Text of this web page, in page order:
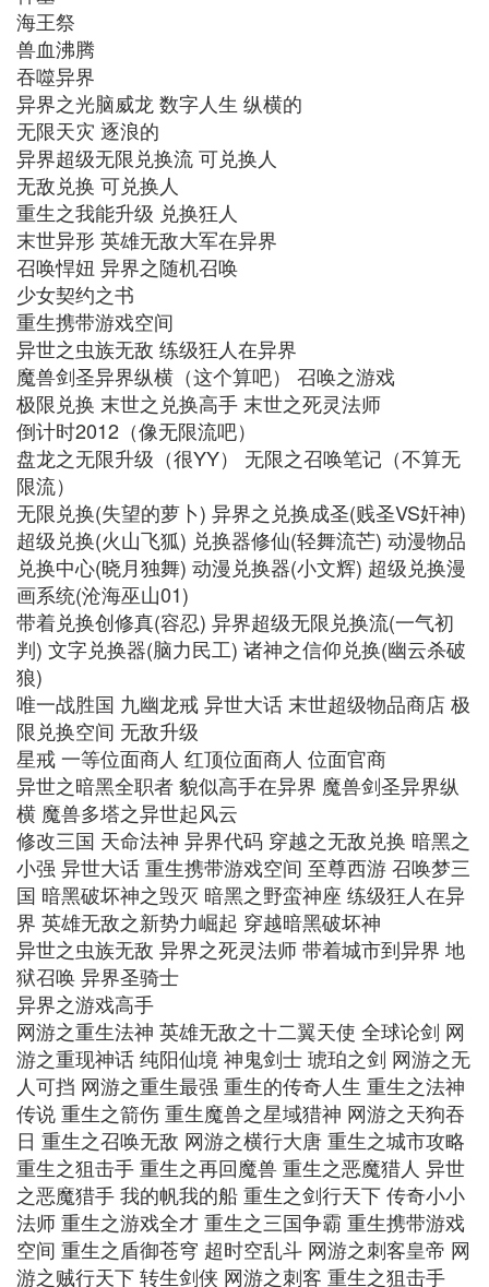
海王祭
兽血沸腾
吞噬异界
异界之光脑威龙 数字人生 纵横的
无限天灾 逐浪的
异界超级无限兑换流 可兑换人
无敌兑换 可兑换人
重生之我能升级 兑换狂人
末世异形 英雄无敌大军在异界
召唤悍妞 异界之随机召唤
少女契约之书
重生携带游戏空间
异世之虫族无敌 练级狂人在异界
魔兽剑圣异界纵横（这个算吧） 召唤之游戏
极限兑换 末世之兑换高手 末世之死灵法师
倒计时2012（像无限流吧）
盘龙之无限升级（很YY） 无限之召唤笔记（不算无
限流）
无限兑换(失望的萝卜) 异界之兑换成圣(贱圣VS奸神)
超级兑换(火山飞狐) 兑换器修仙(轻舞流芒) 动漫物品
兑换中心(晓月独舞) 动漫兑换器(小文辉) 超级兑换漫
画系统(沧海巫山01)
带着兑换创修真(容忍) 异界超级无限兑换流(一气初
判) 文字兑换器(脑力民工) 诸神之信仰兑换(幽云杀破
狼)
唯一战胜国 九幽龙戒 异世大话 末世超级物品商店 极
限兑换空间 无敌升级
星戒 一等位面商人 红顶位面商人 位面官商
异世之暗黑全职者 貌似高手在异界 魔兽剑圣异界纵
横 魔兽多塔之异世起风云
修改三国 天命法神 异界代码 穿越之无敌兑换 暗黑之
小强 异世大话 重生携带游戏空间 至尊西游 召唤梦三
国 暗黑破坏神之毁灭 暗黑之野蛮神座 练级狂人在异
界 英雄无敌之新势力崛起 穿越暗黑破坏神
异世之虫族无敌 异界之死灵法师 带着城市到异界 地
狱召唤 异界圣骑士
异界之游戏高手
网游之重生法神 英雄无敌之十二翼天使 全球论剑 网
游之重现神话 纯阳仙境 神鬼剑士 琥珀之剑 网游之无
人可挡 网游之重生最强 重生的传奇人生 重生之法神
传说 重生之箭伤 重生魔兽之星域猎神 网游之天狗吞
日 重生之召唤无敌 网游之横行大唐 重生之城市攻略
重生之狙击手 重生之再回魔兽 重生之恶魔猎人 异世
之恶魔猎手 我的帆我的船 重生之剑行天下 传奇小小
法师 重生之游戏全才 重生之三国争霸 重生携带游戏
空间 重生之盾御苍穹 超时空乱斗 网游之刺客皇帝 网
游之贼行天下 转生剑侠 网游之刺客 重生之狙击手